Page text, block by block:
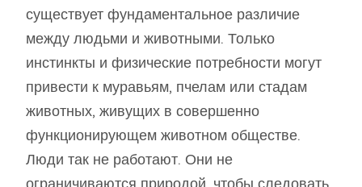
существует фундаментальное различие
между людьми и животными. Только
инстинкты и физические потребности могут
привести к муравьям, пчелам или стадам
животных, живущих в совершенно
функционирующем животном обществе.
Люди так не работают. Они не